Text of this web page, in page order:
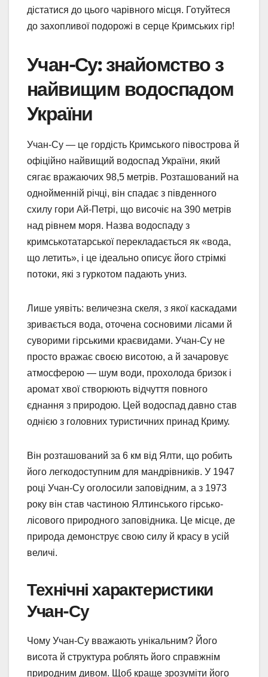
дістатися до цього чарівного місця. Готуйтеся
до захопливої подорожі в серце Кримських гір!
Учан-Су: знайомство з
найвищим водоспадом
України
Учан-Су — це гордість Кримського півострова й
офіційно найвищий водоспад України, який
сягає вражаючих 98,5 метрів. Розташований на
однойменній річці, він спадає з південного
схилу гори Ай-Петрі, що височіє на 390 метрів
над рівнем моря. Назва водоспаду з
кримськотатарської перекладається як «вода,
що летить», і це ідеально описує його стрімкі
потоки, які з гуркотом падають униз.
Лише уявіть: величезна скеля, з якої каскадами
зривається вода, оточена сосновими лісами й
суворими гірськими краєвидами. Учан-Су не
просто вражає своєю висотою, а й зачаровує
атмосферою — шум води, прохолода бризок і
аромат хвої створюють відчуття повного
єднання з природою. Цей водоспад давно став
однією з головних туристичних принад Криму.
Він розташований за 6 км від Ялти, що робить
його легкодоступним для мандрівників. У 1947
році Учан-Су оголосили заповідним, а з 1973
року він став частиною Ялтинського гірсько-
лісового природного заповідника. Це місце, де
природа демонструє свою силу й красу в усій
величі.
Технічні характеристики
Учан-Су
Чому Учан-Су вважають унікальним? Його
висота й структура роблять його справжнім
природним дивом. Щоб краще зрозуміти його